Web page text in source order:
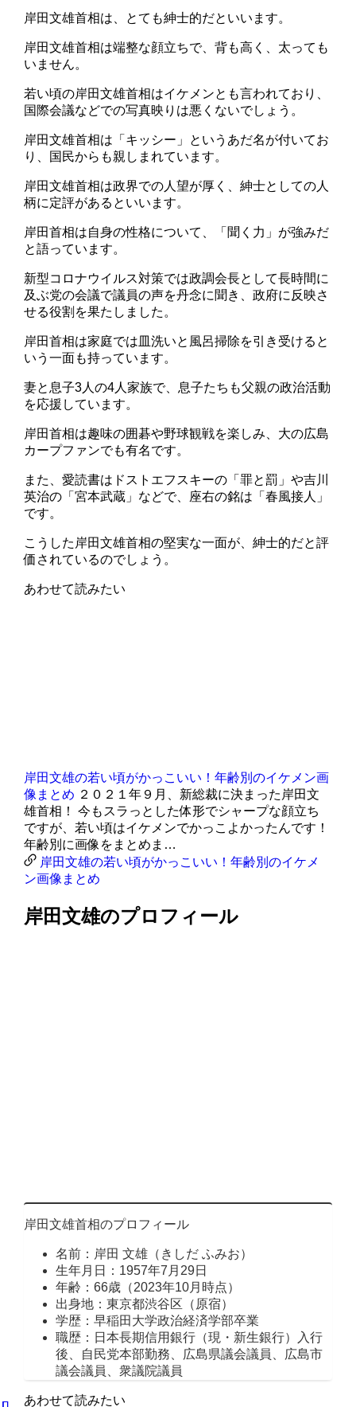
岸田文雄首相は、とても紳士的だといいます。
岸田文雄首相は端整な顔立ちで、背も高く、太っても
いません。
若い頃の岸田文雄首相はイケメンとも言われており、
国際会議などでの写真映りは悪くないでしょう。
岸田文雄首相は「キッシー」というあだ名が付いてお
り、国民からも親しまれています。
岸田文雄首相は政界での人望が厚く、紳士としての人
柄に定評があるといいます。
岸田首相は自身の性格について、「聞く力」が強みだ
と語っています。
新型コロナウイルス対策では政調会長として長時間に
及ぶ党の会議で議員の声を丹念に聞き、政府に反映さ
せる役割を果たしました。
岸田首相は家庭では皿洗いと風呂掃除を引き受けると
いう一面も持っています。
妻と息子3人の4人家族で、息子たちも父親の政治活動
を応援しています。
岸田首相は趣味の囲碁や野球観戦を楽しみ、大の広島
カープファンでも有名です。
また、愛読書はドストエフスキーの「罪と罰」や吉川
英治の「宮本武蔵」などで、座右の銘は「春風接人」
です。
こうした岸田文雄首相の堅実な一面が、紳士的だと評
価されているのでしょう。
あわせて読みたい
岸田文雄の若い頃がかっこいい！年齢別のイケメン画
像まとめ ２０２１年９月、新総裁に決まった岸田文
雄首相！ 今もスラっとした体形でシャープな顔立ち
ですが、若い頃はイケメンでかっこよかったんです！
年齢別に画像をまとめま…
岸田文雄の若い頃がかっこいい！年齢別のイケメ
ン画像まとめ
岸田文雄のプロフィール
岸田文雄首相のプロフィール
名前：岸田 文雄（きしだ ふみお）
生年月日：1957年7月29日
年齢：66歳（2023年10月時点）
出身地：東京都渋谷区（原宿）
学歴：早稲田大学政治経済学部卒業
職歴：日本長期信用銀行（現・新生銀行）入行
後、自民党本部勤務、広島県議会議員、広島市
議会議員、衆議院議員
あわせて読みたい